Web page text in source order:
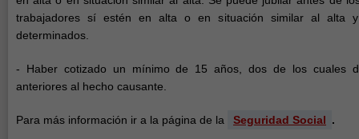
trabajadores sí estén en alta o en situación similar al alta y
determinados.
- Haber cotizado un mínimo de 15 años, dos de los cuales
anteriores al hecho causante.
Para más información ir a la página de la Seguridad Social .